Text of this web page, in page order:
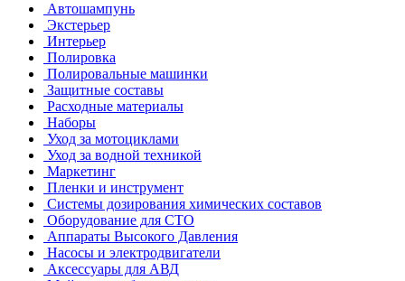
Автошампунь
Экстерьер
Интерьер
Полировка
Полировальные машинки
Защитные составы
Расходные материалы
Наборы
Уход за мотоциклами
Уход за водной техникой
Маркетинг
Пленки и инструмент
Системы дозирования химических составов
Оборудование для СТО
Аппараты Высокого Давления
Насосы и электродвигатели
Аксессуары для АВД